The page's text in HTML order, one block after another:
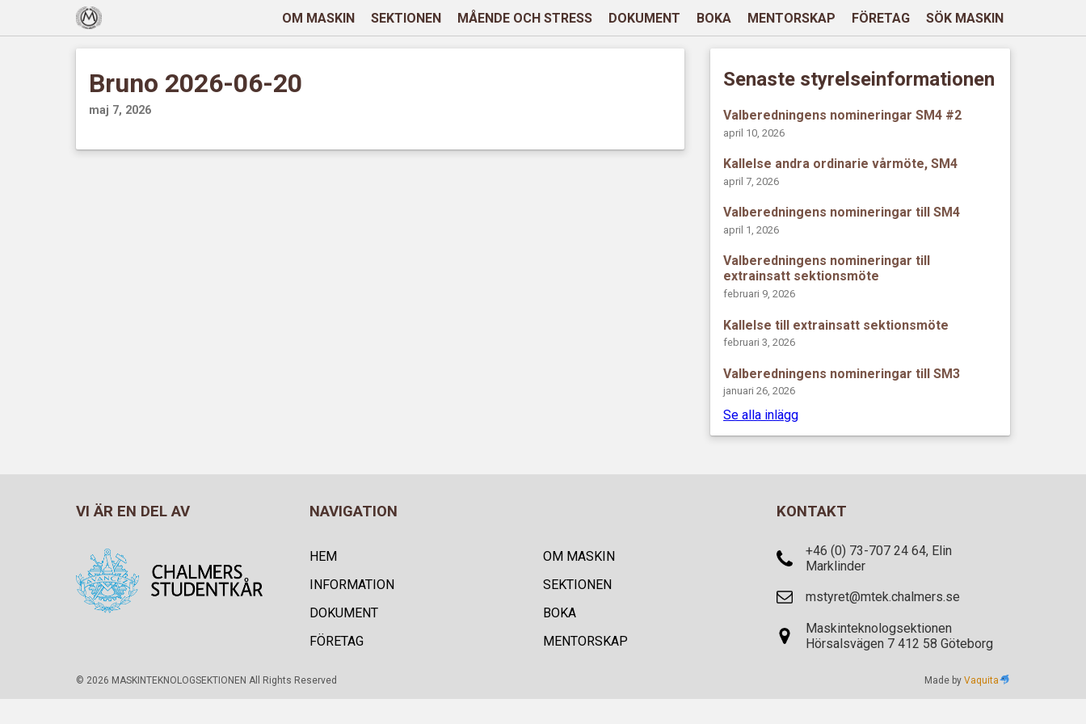
OM MASKIN SEKTIONEN MÅENDE OCH STRESS DOKUMENT BOKA MENTORSKAP FÖRETAG SÖK MASKIN
Bruno 2026-06-20
maj 7, 2026
Senaste styrelseinformationen
Valberedningens nomineringar SM4 #2
april 10, 2026
Kallelse andra ordinarie vårmöte, SM4
april 7, 2026
Valberedningens nomineringar till SM4
april 1, 2026
Valberedningens nomineringar till
extrainsatt sektionsmöte
februari 9, 2026
Kallelse till extrainsatt sektionsmöte
februari 3, 2026
Valberedningens nomineringar till SM3
januari 26, 2026
Se alla inlägg
VI ÄR EN DEL AV NAVIGATION
HEM
OM MASKIN
INFORMATION
SEKTIONEN
DOKUMENT
BOKA
FÖRETAG
MENTORSKAP
KONTAKT
+46 (0) 73-707 24 64, Elin
Marklinder
mstyret@mtek.chalmers.se
Maskinteknologsektionen
Hörsalsvägen 7 412 58 Göteborg
© 2026 MASKINTEKNOLOGSEKTIONEN All Rights Reserved Made byVaquita